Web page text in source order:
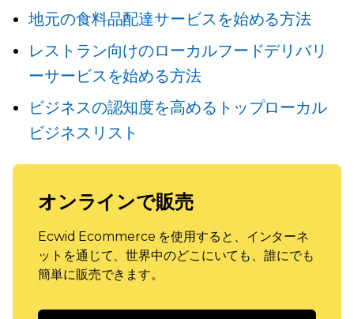
地元の食料品配達サービスを始める方法
レストラン向けのローカルフードデリバリ
ーサービスを始める方法
ビジネスの認知度を高めるトップローカル
ビジネスリスト
オンラインで販売
Ecwid Ecommerce を使用すると、インターネ
ットを通じて、世界中のどこにいても、誰にでも
簡単に販売できます。